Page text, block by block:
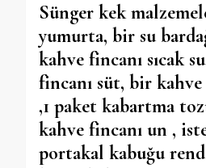
Sünger kek
yumurta, bir su
kahve fincanı sıcak
fincanı süt, bir kahve
,1 paket kabartma
kahve fincanı un ,
portakal kabuğu